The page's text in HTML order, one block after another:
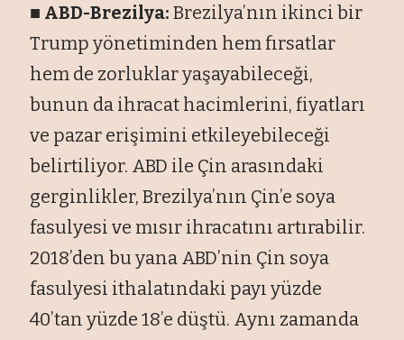
■ ABD-Brezilya: Brezilya’nın ikinci bir
Trump yönetiminden hem fırsatlar
hem de zorluklar yaşayabileceği,
bunun da ihracat hacimlerini, fiyatları
ve pazar erişimini etkileyebileceği
belirtiliyor. ABD ile Çin arasındaki
gerginlikler, Brezilya’nın Çin’e soya
fasulyesi ve mısır ihracatını artırabilir.
2018’den bu yana ABD’nin Çin soya
fasulyesi ithalatındaki payı yüzde
40’tan yüzde 18’e düştü. Aynı zamanda